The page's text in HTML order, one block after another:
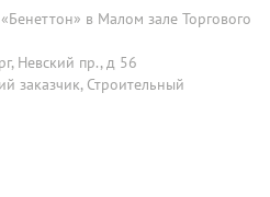
в Малом зале Торгового
Невский пр., д 56
заказчик, Строительный